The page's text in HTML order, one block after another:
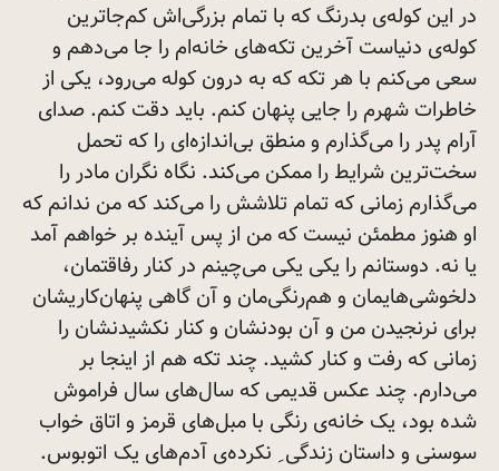
در این کوله‌ی بدرنگ که با تمام بزرگی‌اش کم‌جاترین
کوله‌ی دنیاست آخرین تکه‌های خانه‌ام را جا می‌دهم و
سعی می‌کنم با هر تکه که به درون کوله می‌رود، یکی از
خاطرات شهرم را جایی پنهان کنم. باید دقت کنم. صدای
آرام پدر را می‌گذارم و منطق بی‌اندازه‌ای را که تحمل
سخت‌ترین شرایط را ممکن می‌کند. نگاه نگران مادر را
می‌گذارم زمانی که تمام تلاشش را می‌کند که من ندانم که
او هنوز مطمئن نیست که من از پس آینده بر خواهم آمد
یا نه. دوستانم را یکی یکی می‌چینم در کنار رفاقتمان،
دلخوشی‌هایمان و هم‌رنگی‌مان و آن گاهی پنهان‌کاریشان
برای نرنجیدن من و آن بودنشان و کنار نکشیدنشان را
زمانی که رفت و کنار کشید. چند تکه هم از اینجا بر
می‌دارم. چند عکس قدیمی که سال‌های سال فراموش
شده بود، یک خانه‌ی رنگی با مبل‌های قرمز و اتاق خواب
سوسنی و داستان زندگی ِ نکرده‌ی آدم‌های یک اتوبوس.